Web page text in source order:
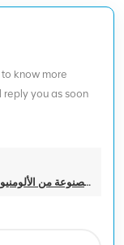
know more
you as soon
علبة المشروبات الجديدة المصنوعة من الألومنيوم سعة 250 مل من شركة تصنيع المعدات الأصلية